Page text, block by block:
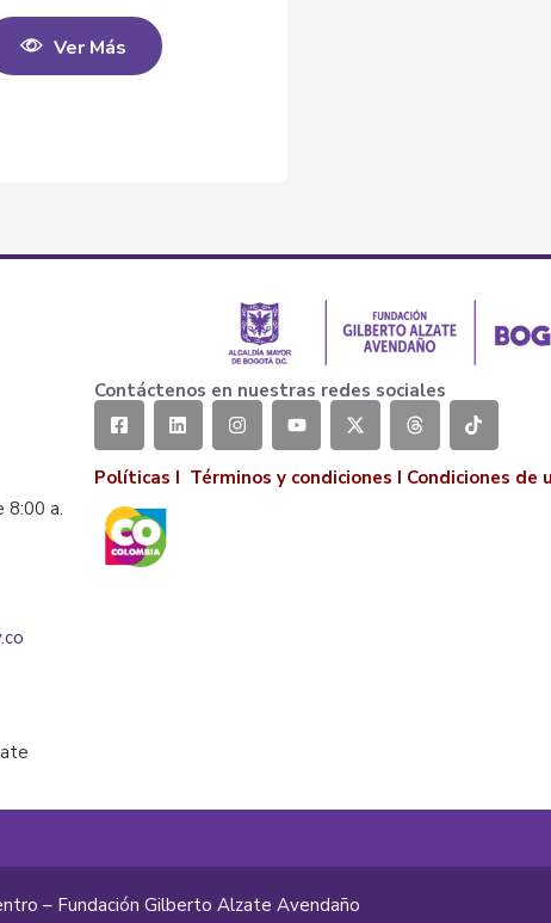
Ver Más
8:00 a.
Contáctenos en nuestras redes sociales
Políticas I Términos y condiciones I Condiciones de
– Fundación Gilberto Alzate Avendaño